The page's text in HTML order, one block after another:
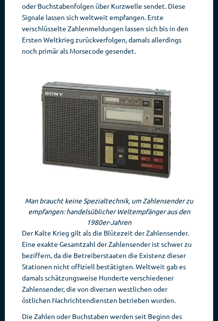
oder Buchstabenfolgen über Kurzwelle sendet. Diese
Signale lassen sich weltweit empfangen. Erste
verschlüsselte Zahlenmeldungen lassen sich bis in den
Ersten Weltkrieg zurückverfolgen, damals allerdings
noch primär als Morsecode gesendet.
Man braucht keine Spezialtechnik, um Zahlensender zu
empfangen: handelsüblicher Weltempfänger aus den
1980er-Jahren
Der Kalte Krieg gilt als die Blütezeit der Zahlensender.
Eine exakte Gesamtzahl der Zahlensender ist schwer zu
beziffern, da die Betreiberstaaten die Existenz dieser
Stationen nicht offiziell bestätigten. Weltweit gab es
damals schätzungsweise Hunderte verschiedener
Zahlensender, die von diversen westlichen oder
östlichen Nachrichtendiensten betrieben wurden.
Die Zahlen oder Buchstaben werden seit Beginn des